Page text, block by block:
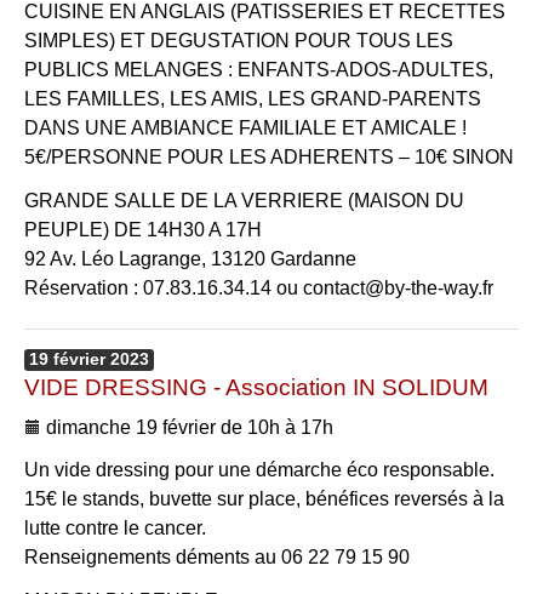
CUISINE EN ANGLAIS (PATISSERIES ET RECETTES
SIMPLES) ET DEGUSTATION POUR TOUS LES
PUBLICS MELANGES : ENFANTS-ADOS-ADULTES,
LES FAMILLES, LES AMIS, LES GRAND-PARENTS
DANS UNE AMBIANCE FAMILIALE ET AMICALE !
5€/PERSONNE POUR LES ADHERENTS – 10€ SINON
GRANDE SALLE DE LA VERRIERE (MAISON DU
PEUPLE) DE 14H30 A 17H
92 Av. Léo Lagrange, 13120 Gardanne
Réservation : 07.83.16.34.14 ou contact@by-the-way.fr
19 février 2023
VIDE DRESSING - Association IN SOLIDUM
dimanche 19 février de 10h à 17h
Un vide dressing pour une démarche éco responsable.
15€ le stands, buvette sur place, bénéfices reversés à la
lutte contre le cancer.
Renseignements déments au 06 22 79 15 90